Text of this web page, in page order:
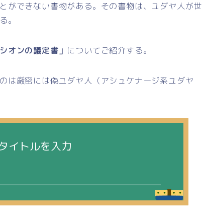
ができない書物がある。その書物は、ユダヤ人が世
。
シオンの議定書」 についてご紹介する。
は厳密には偽ユダヤ人（アシュケナージ系ユダヤ
イトルを入力